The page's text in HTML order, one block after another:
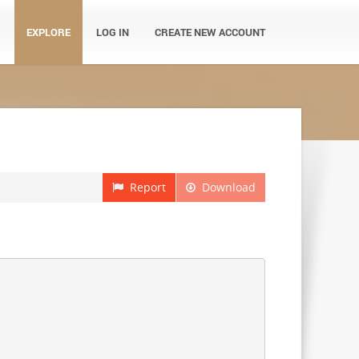
EXPLORE LOG IN CREATE NEW ACCOUNT
Download
Report